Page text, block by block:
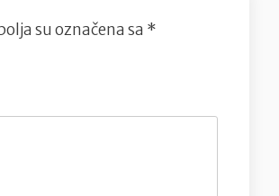
su označena sa *